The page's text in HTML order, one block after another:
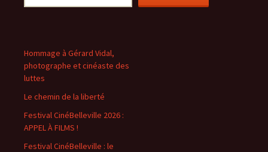
Hommage à Gérard Vidal,
photographe et cinéaste des
luttes
Le chemin de la liberté
Festival CinéBelleville 2026 :
APPEL À FILMS !
Festival CinéBelleville : le